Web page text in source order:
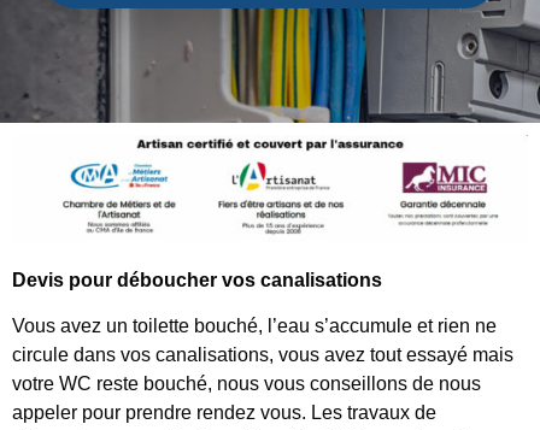
Devis pour déboucher vos canalisations
Vous avez un toilette bouché, l’eau s’accumule et rien ne
circule dans vos canalisations, vous avez tout essayé mais
votre WC reste bouché, nous vous conseillons de nous
appeler pour prendre rendez vous. Les travaux de